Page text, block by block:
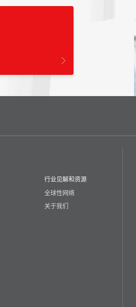
行业见解和资源
全球性网络
关于我们